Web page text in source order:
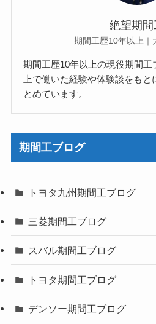
絶望期間
期間工歴10年以上｜
期間工歴10年以上の現役期間工
上で働いた経験や体験談をも
とめています。
期間工ブログ
トヨタ九州期間工ブログ
三菱期間工ブログ
スバル期間工ブログ
トヨタ期間工ブログ
デンソー期間工ブログ